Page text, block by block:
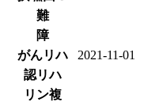
難
障
がんリハ
2021-11-01
認リハ
リン複